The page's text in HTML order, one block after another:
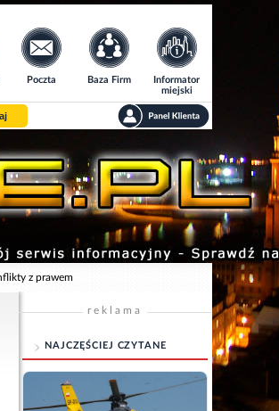
Poczta Baza Firm
Informator
miejski
z prawem
reklama
NAJCZĘŚCIEJ CZYTANE